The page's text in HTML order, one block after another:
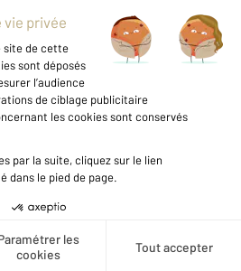
personnelles
des cookies